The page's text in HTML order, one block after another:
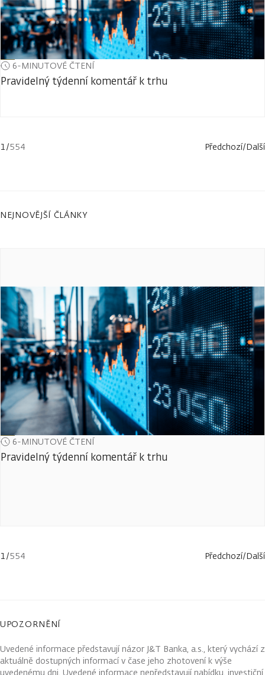
6-MINUTOVÉ ČTENÍ
Pravidelný týdenní komentář k trhu
1/554 Předchozí/Další
NEJNOVĚJŠÍ ČLÁNKY
6-MINUTOVÉ ČTENÍ
Pravidelný týdenní komentář k trhu
1/554 Předchozí/Další
UPOZORNĚNÍ
Uvedené informace představují názor J&T Banka, a.s., který vychází z
aktuálně dostupných informací v čase jeho zhotovení k výše
uvedenému dni. Uvedené informace nepředstavují nabídku, investiční